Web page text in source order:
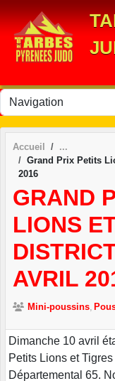
Accueil
Grand Prix Petits
2016
GRAND
LIONS
AVRIL
Mini-poussins
Dimanche 10 avril
Petits Lions et
Départemental 65.
Panneau de gestion